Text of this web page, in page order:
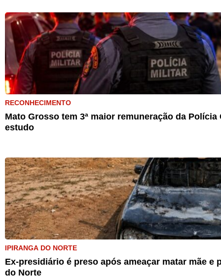
RECONHECIMENTO
Mato Grosso tem 3ª maior remuneração da Polícia
estudo
IPIRANGA DO NORTE
Ex-presidiário é preso após ameaçar matar mãe
do Norte